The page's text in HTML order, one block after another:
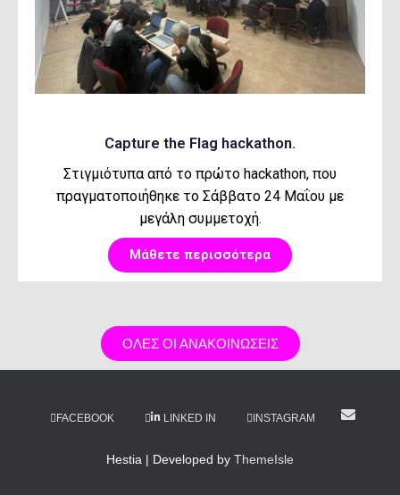
Capture the Flag hackathon.
Στιγμιότυπα από το πρώτο hackathon, που
πραγματοποιήθηκε το Σάββατο 24 Μαΐου με
μεγάλη συμμετοχή.
Μάθετε περισσότερα
ΟΛΕΣ ΟΙ ΑΝΑΚΟΙΝΩΣΕΙΣ
FACEBOOK LINKED IN INSTAGRAM
Hestia | Developed by ThemeIsle